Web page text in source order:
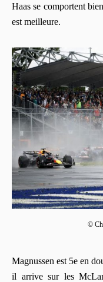
Haas se comportent
est meilleure.
©
Magnussen est 5e en
il arrive sur les